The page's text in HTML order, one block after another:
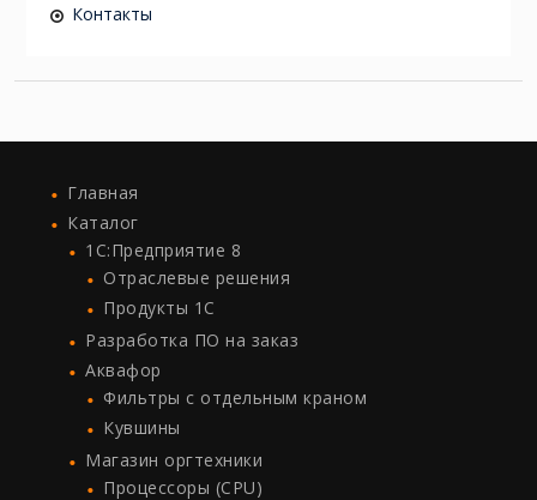
Контакты
Главная
Каталог
1C:Предприятие 8
Отраслевые решения
Продукты 1С
Разработка ПО на заказ
Аквафор
Фильтры с отдельным краном
Кувшины
Магазин оргтехники
Процессоры (СPU)